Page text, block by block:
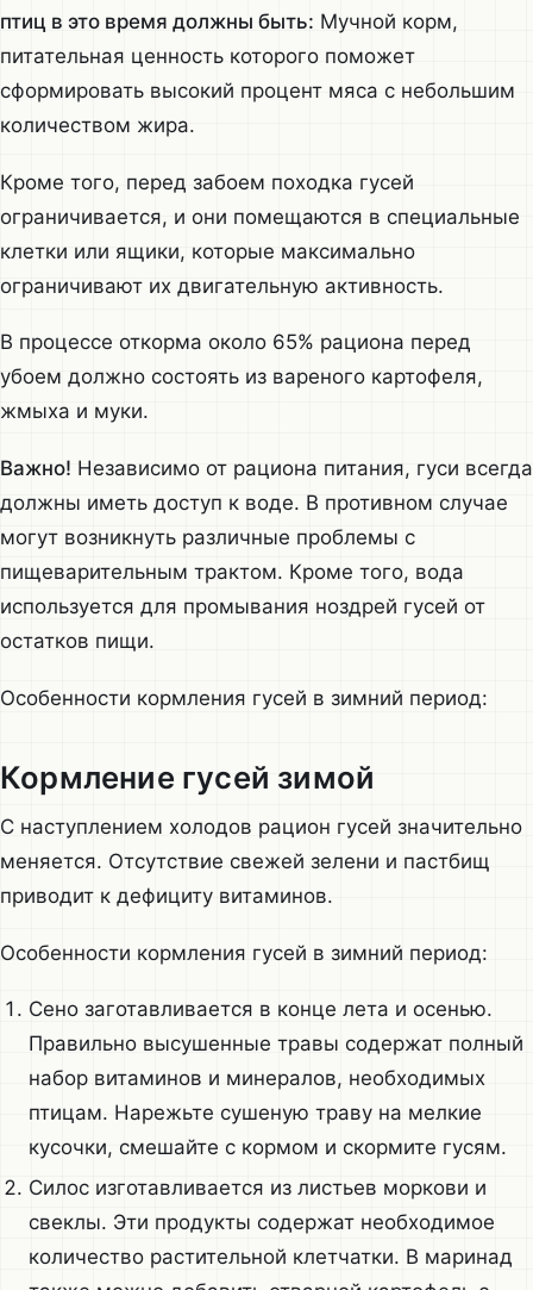
птиц в это время должны быть: Мучной корм,
питательная ценность которого поможет
сформировать высокий процент мяса с небольшим
количеством жира.
Кроме того, перед забоем походка гусей
ограничивается, и они помещаются в специальные
клетки или ящики, которые максимально
ограничивают их двигательную активность.
В процессе откорма около 65% рациона перед
убоем должно состоять из вареного картофеля,
жмыха и муки.
Важно! Независимо от рациона питания, гуси всегда
должны иметь доступ к воде. В противном случае
могут возникнуть различные проблемы с
пищеварительным трактом. Кроме того, вода
используется для промывания ноздрей гусей от
остатков пищи.
Особенности кормления гусей в зимний период:
Кормление гусей зимой
С наступлением холодов рацион гусей значительно
меняется. Отсутствие свежей зелени и пастбищ
приводит к дефициту витаминов.
Особенности кормления гусей в зимний период:
Сено заготавливается в конце лета и осенью.
Правильно высушенные травы содержат полный
набор витаминов и минералов, необходимых
птицам. Нарежьте сушеную траву на мелкие
кусочки, смешайте с кормом и скормите гусям.
Силос изготавливается из листьев моркови и
свеклы. Эти продукты содержат необходимое
количество растительной клетчатки. В маринад